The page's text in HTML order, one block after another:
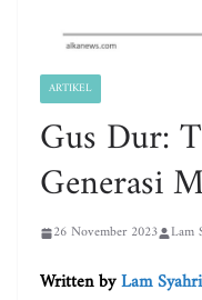
ARTIKEL
Gus Dur:
Generasi
26 November 2023 Lam
Written byLam